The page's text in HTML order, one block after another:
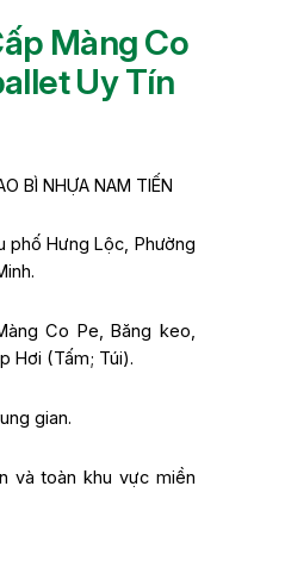
Màng Co
Uy Tín
BÌ NHỰA NAM TIẾN
phố Hưng Lộc, Phường
Co Pe, Băng keo,
Hơi (Tấm; Túi).
gian.
và toàn khu vực miền